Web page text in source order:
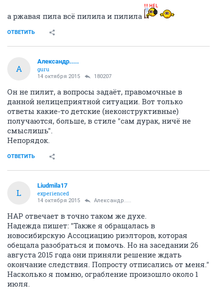
а ржавая пила всё пилила и пилила
ОТВЕТИТЬ
А
Александр.....
guru
14 октября 2015 180207
Он не пилит, а вопросы задаёт, правомочные в
данной нелицеприятной ситуации. Вот только
ответы какие-то детские (неконструктивные)
получаются, больше, в стиле "сам дурак, ничё не
смыслишь".
Непорядок.
ОТВЕТИТЬ
L
Liudmila17
experienced
14 октября 2015 Александр.....
НАР отвечает в точно таком же духе.
Надежда пишет: "Также я обращалась в
новосибирскую Ассоциацию риэлторов, которая
обещала разобраться и помочь. Но на заседании 26
августа 2015 года они приняли решение ждать
окончание следствия. Попросту отписались от меня."
Насколько я помню, ограбление произошло около 1
июля.